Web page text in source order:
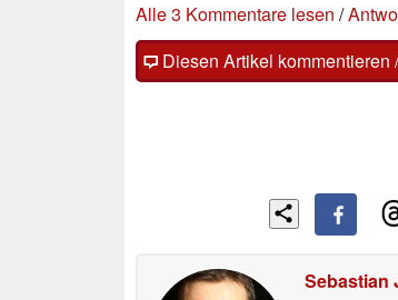
Alle 3 Kommentare lesen /
Diesen Artikel kommentieren
Sebastian